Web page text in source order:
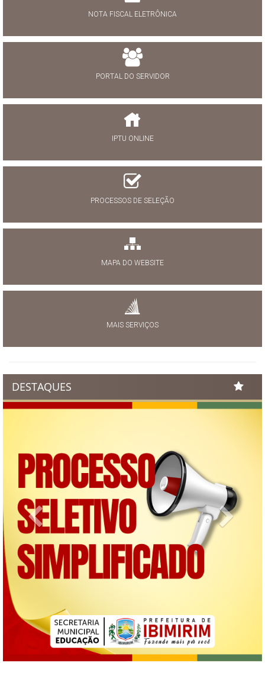
NOTA FISCAL ELETRÔNICA
PORTAL DO SERVIDOR
IPTU ONLINE
PROCESSOS DE SELEÇÃO
MAPA DO WEBSITE
MAIS SERVIÇOS
DESTAQUES
Previous Next